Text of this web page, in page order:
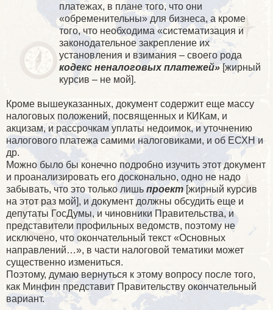
платежах, в плане того, что они
«обременительны» для бизнеса, а кроме
того, что необходима «систематизация и
законодательное закрепление их
установления и взимания – своего рода
кодекс неналоговых платежей»[жирный
курсив – не мой].
Кроме вышеуказанных, документ содержит еще массу
налоговых положений, посвященных и КИКам, и
акцизам, и рассрочкам уплаты недоимок, и уточнению
налогового платежа самими налоговиками, и об ЕСХН и
др.
Можно было бы конечно подробно изучить этот документ
и проанализировать его досконально, одно не надо
забывать, что это только лишь проект [жирный курсив
на этот раз мой], и документ должны обсудить еще и
депутаты ГосДумы, и чиновники Правительства, и
представители профильных ведомств, поэтому не
исключено, что окончательный текст «Основных
направлений…», в части налоговой тематики может
существенно измениться.
Поэтому, думаю вернуться к этому вопросу после того,
как Минфин представит Правительству окончательный
вариант.